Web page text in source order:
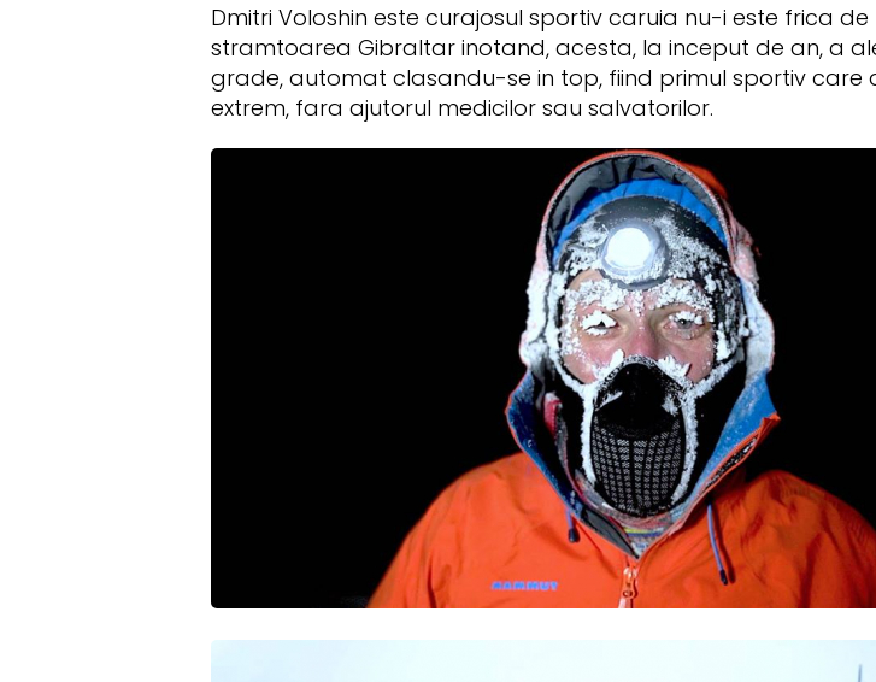
Dmitri Voloshin este curajosul sportiv caruia nu-i este frica
stramtoarea Gibraltar inotand, acesta, la inceput de an, a
grade, automat clasandu-se in top, fiind primul sportiv
extrem, fara ajutorul medicilor sau salvatorilor.